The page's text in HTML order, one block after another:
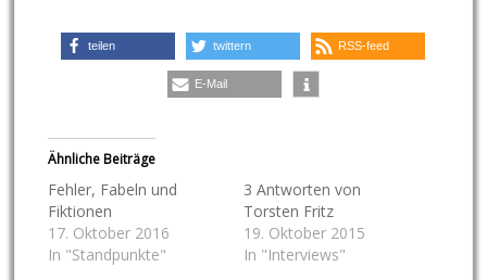
teilen twittern RSS-feed
E-Mail
Ähnliche Beiträge
Fehler, Fabeln und
Fiktionen
17. Oktober 2016
In "Standpunkte"
3 Antworten von
Torsten Fritz
19. Oktober 2015
In "Interviews"